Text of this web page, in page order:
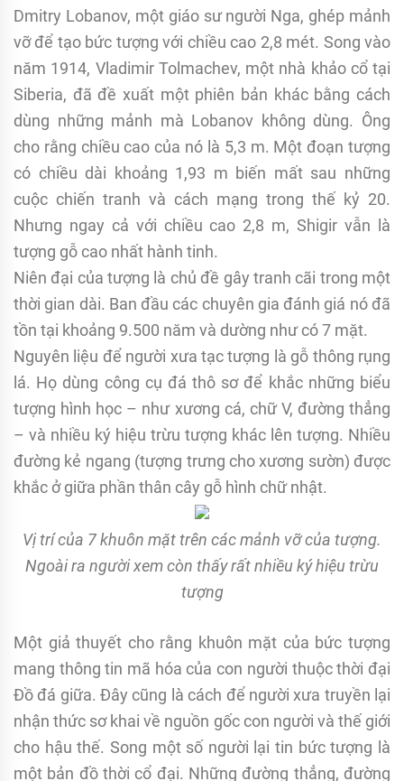
Dmitry Lobanov, một giáo sư người Nga, ghép mảnh
vỡ để tạo bức tượng với chiều cao 2,8 mét. Song vào
năm 1914, Vladimir Tolmachev, một nhà khảo cổ tại
Siberia, đã đề xuất một phiên bản khác bằng cách
dùng những mảnh mà Lobanov không dùng. Ông
cho rằng chiều cao của nó là 5,3 m. Một đoạn tượng
có chiều dài khoảng 1,93 m biến mất sau những
cuộc chiến tranh và cách mạng trong thế kỷ 20.
Nhưng ngay cả với chiều cao 2,8 m, Shigir vẫn là
tượng gỗ cao nhất hành tinh.
Niên đại của tượng là chủ đề gây tranh cãi trong một
thời gian dài. Ban đầu các chuyên gia đánh giá nó đã
tồn tại khoảng 9.500 năm và dường như có 7 mặt.
Nguyên liệu để người xưa tạc tượng là gỗ thông rụng
lá. Họ dùng công cụ đá thô sơ để khắc những biểu
tượng hình học – như xương cá, chữ V, đường thẳng
– và nhiều ký hiệu trừu tượng khác lên tượng. Nhiều
đường kẻ ngang (tượng trưng cho xương sườn) được
khắc ở giữa phần thân cây gỗ hình chữ nhật.
Vị trí của 7 khuôn mặt trên các mảnh vỡ của tượng.
Ngoài ra người xem còn thấy rất nhiều ký hiệu trừu
tượng
Một giả thuyết cho rằng khuôn mặt của bức tượng
mang thông tin mã hóa của con người thuộc thời đại
Đồ đá giữa. Đây cũng là cách để người xưa truyền lại
nhận thức sơ khai về nguồn gốc con người và thế giới
cho hậu thế. Song một số người lại tin bức tượng là
một bản đồ thời cổ đại. Những đường thẳng, đường